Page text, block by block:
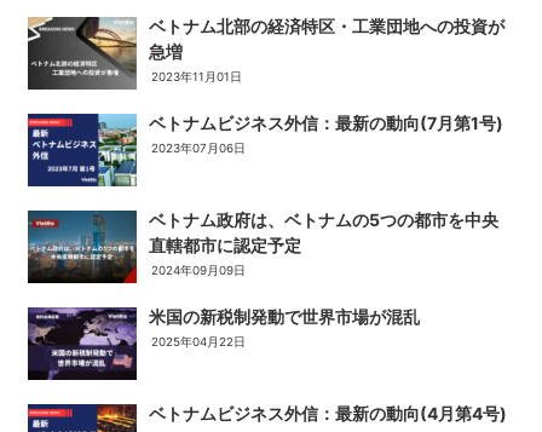
ベトナム北部の経済特区・工業団地への投資が
急増
2023年11月01日
ベトナムビジネス外信：最新の動向(7月第1号)
2023年07月06日
ベトナム政府は、ベトナムの5つの都市を中央
直轄都市に認定予定
2024年09月09日
米国の新税制発動で世界市場が混乱
2025年04月22日
ベトナムビジネス外信：最新の動向(4月第4号)